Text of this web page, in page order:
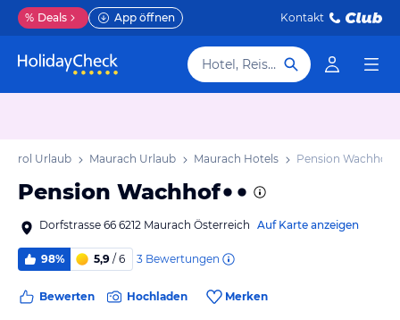
% Deals App öffnen Kontakt
Hotel, Reiseziel
Tirol Urlaub Maurach Urlaub Maurach Hotels Pension Wachhof
Pension Wachhof
Dorfstrasse 66 6212 Maurach Österreich Auf Karte anzeigen
98% 5,9 / 6 3 Bewertungen
Bewerten Hochladen Merken